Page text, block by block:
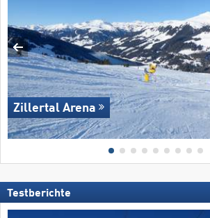
Zillertal Arena
Testberichte